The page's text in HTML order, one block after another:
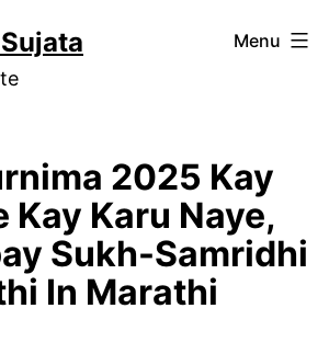
Menu
2025 Kay
Kay Karu Naye,
Sukh-Samridhi
In Marathi